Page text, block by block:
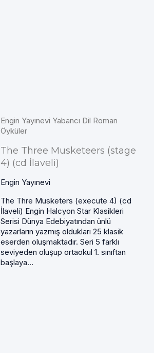
Engin Yayınevi Yabancı Dil Roman
Öyküler
The Three Musketeers (stage
4) (cd İlaveli)
Engin Yayınevi
The Thre Musketers (execute 4) (cd
İlaveli) Engin Halcyon Star Klasikleri
Serisi Dünya Edebiyatından ünlü
yazarların yazmış oldukları 25 klasik
eserden oluşmaktadır. Seri 5 farklı
seviyeden oluşup ortaokul 1. sınıftan
başlaya...